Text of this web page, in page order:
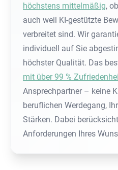
höchstens mittelmäßig,
auch weil KI-gestützte
verbreitet sind. Wir
individuell auf Sie
höchster Qualität. Das
mit über 99 %
Ansprechpartner – keine
beruflichen Werdegang,
Stärken. Dabei
Anforderungen Ihres